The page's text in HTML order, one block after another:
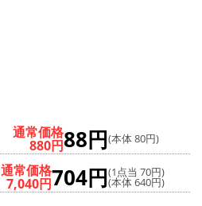
通常価格
880円88円(本体 80円)
通常価格
7,040円704円(1点当 70円)
(本体 640円)